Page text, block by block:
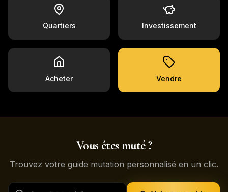
Quartiers Investissement
Acheter Vendre
Vous êtes muté ?
Trouvez votre guide mutation personnalisé en un clic.